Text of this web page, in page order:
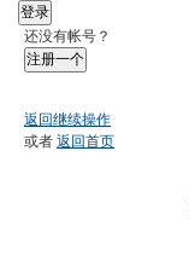
登录
还没有帐号？
注册一个
返回继续操作
或者 返回首页